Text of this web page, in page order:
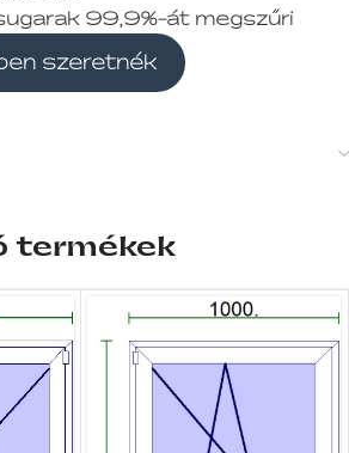
99,9%-át megszűri
szeretnék
termékek